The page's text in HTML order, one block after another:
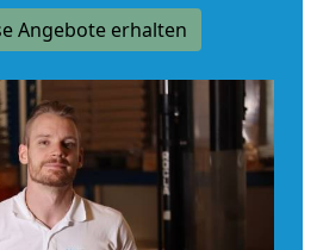
Angebote erhalten